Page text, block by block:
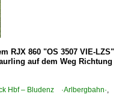
RJX 860 "OS 3507 VIE-LZS"
auf dem Weg Richtung
Hbf – Bludenz ·Arlbergbahn·